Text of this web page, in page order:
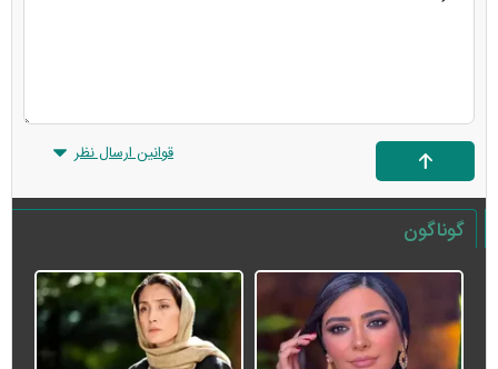
قوانین ارسال نظر
گوناگون